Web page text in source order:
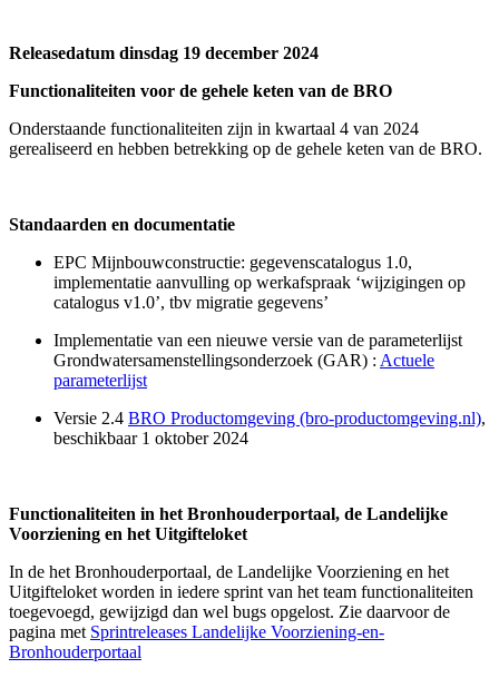
Releasedatum dinsdag 19 december 2024
Functionaliteiten voor de gehele keten van de BRO
Onderstaande functionaliteiten zijn in kwartaal 4 van 2024
gerealiseerd en hebben betrekking op de gehele keten van de BRO.
Standaarden en documentatie
EPC Mijnbouwconstructie: gegevenscatalogus 1.0,
implementatie aanvulling op werkafspraak ‘wijzigingen op
catalogus v1.0’, tbv migratie gegevens’
Implementatie van een nieuwe versie van de parameterlijst
Grondwatersamenstellingsonderzoek (GAR) : Actuele
parameterlijst
Versie 2.4 BRO Productomgeving (bro-productomgeving.nl),
beschikbaar 1 oktober 2024
Functionaliteiten in het Bronhouderportaal, de Landelijke
Voorziening en het Uitgifteloket
In de het Bronhouderportaal, de Landelijke Voorziening en het
Uitgifteloket worden in iedere sprint van het team functionaliteiten
toegevoegd, gewijzigd dan wel bugs opgelost. Zie daarvoor de
pagina met Sprintreleases Landelijke Voorziening-en-
Bronhouderportaal